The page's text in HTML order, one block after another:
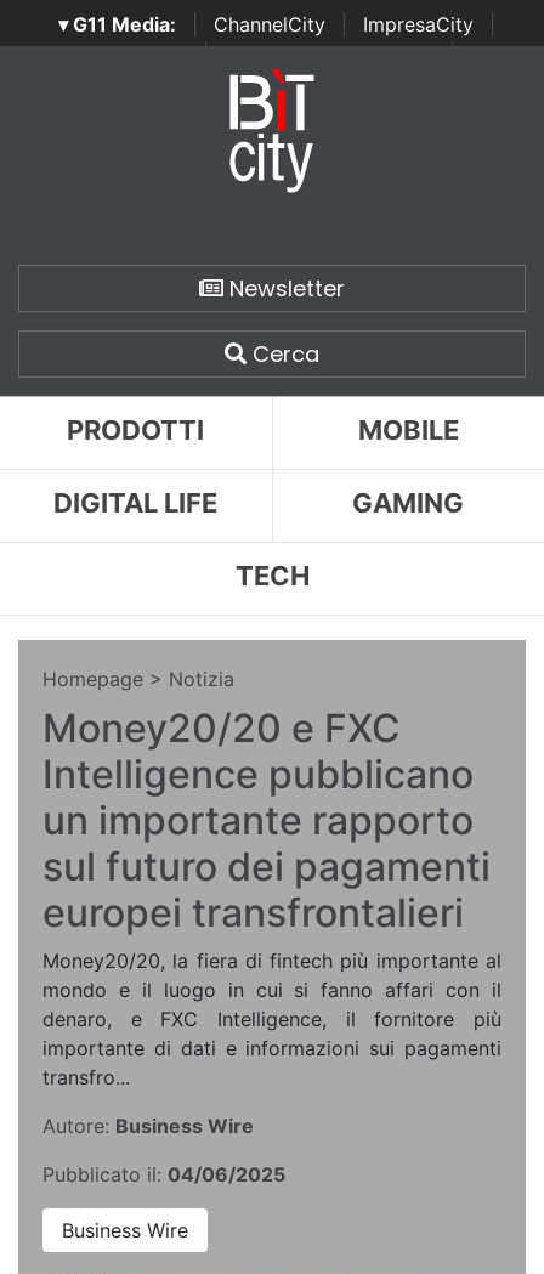
▾ G11 Media: ChannelCity ImpresaCity
SecurityOpenLab | Italian Channel Awards | Italian
Italian Security Awards
Newsletter
Cerca
PRODOTTI MOBILE
DIGITAL LIFE GAMING
TECH
Homepage > Notizia
Money20/20 e FXC
Intelligence pubblicano
un importante rapporto
sul futuro dei pagamenti
europei transfrontalieri
Money20/20, la fiera di fintech più importante al
mondo e il luogo in cui si fanno affari con il
denaro, e FXC Intelligence, il fornitore più
importante di dati e informazioni sui pagamenti
transfro...
Autore: Business Wire
Pubblicato il: 04/06/2025
Business Wire